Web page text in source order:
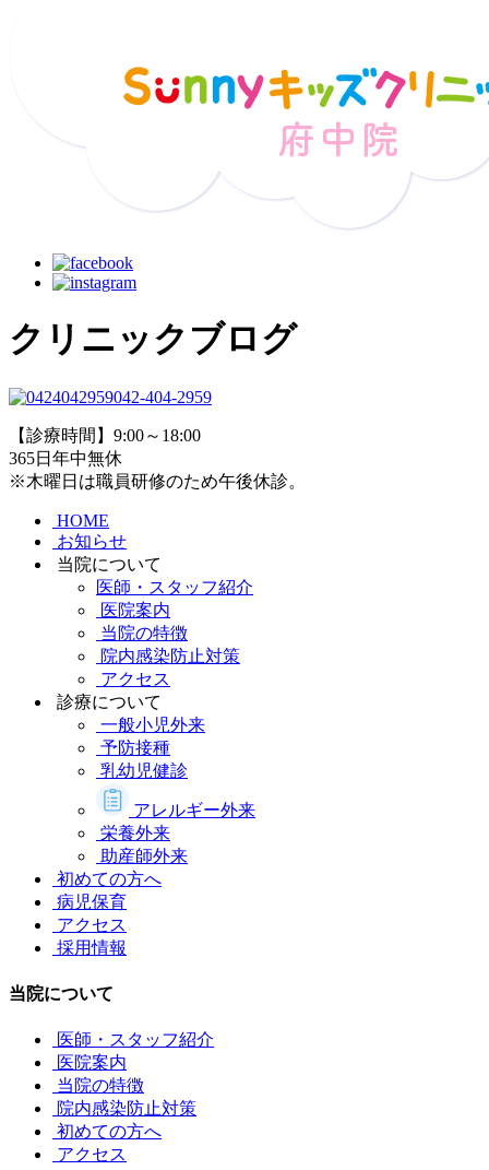
クリニックブログ
042-404-2959
【診療時間】9:00～18:00
365日年中無休
※木曜日は職員研修のため午後休診。
HOME
お知らせ
当院について
医師・スタッフ紹介
医院案内
当院の特徴
院内感染防止対策
アクセス
診療について
一般小児外来
予防接種
乳幼児健診
アレルギー外来
栄養外来
助産師外来
初めての方へ
病児保育
アクセス
採用情報
当院について
医師・スタッフ紹介
医院案内
当院の特徴
院内感染防止対策
初めての方へ
アクセス